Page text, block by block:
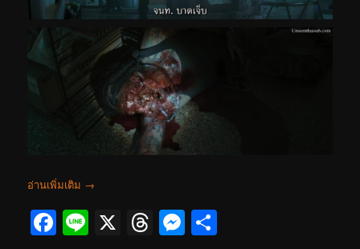
อ่านเพิ่มเติม →
Facebook
Line
X Threads
Messenger